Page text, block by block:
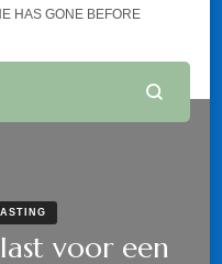
HAS GONE BEFORE
voor een